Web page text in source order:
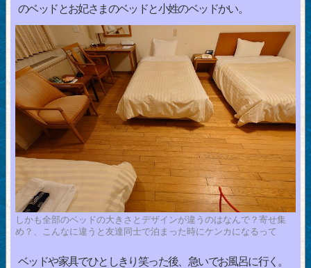
のベッドとお妃さまのベッドと小姓のベッドかい。
しかも全部のベッドの大きさとデザインが違うのはなんで？寄せ集
め？、こんなに違うと友達同士で泊まった時にケンカになるって
ベッドや家具でひとしきり笑った後、急いでお風呂に行く。